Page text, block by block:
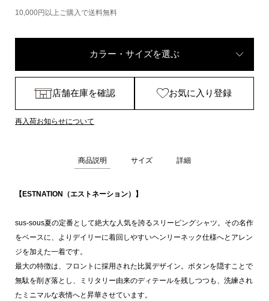
10,000円以上ご購入で送料無料
カラー・サイズを選ぶ
店舗在庫を確認 お気に入り登録
再入荷お知らせについて
商品説明 サイズ 詳細
【ESTNATION（エストネーション）】
sus-sous夏の定番として絶大な人気を誇るスリーピングシャツ。その名作
をベースに、よりデイリーに着回しやすいヘンリーネック仕様へとアレン
ジを加えた一着です。
最大の特徴は、フロントに採用された比翼デザイン。ボタンを隠すことで
無駄を削ぎ落とし、ミリタリー由来のディテールを残しつつも、洗練され
たミニマルな表情へと昇華させています。